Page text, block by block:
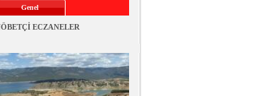
Genel
ECZANELER